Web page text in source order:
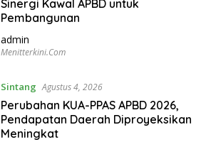
Sinergi Kawal APBD untuk
Pembangunan
admin
Menitterkini.com
Sintang Agustus 4, 2026
Perubahan KUA-PPAS APBD 2026,
Pendapatan Daerah Diproyeksikan
Meningkat